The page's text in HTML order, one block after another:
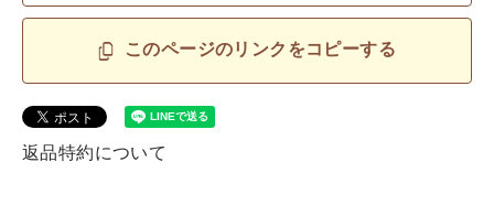
このページのリンクをコピーする
返品特約について